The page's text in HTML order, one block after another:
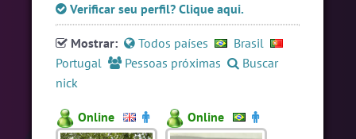
#Brasil
6 pessoas
#Portugal
5 pessoas
#Evangelicos
5 pessoas
#Unica
4 pessoas
Verificar seu perfil? Clique aqui.
Mostrar: Todos países
Brasil
Portugal
Pessoas próximas
Buscar
nick
Online Online